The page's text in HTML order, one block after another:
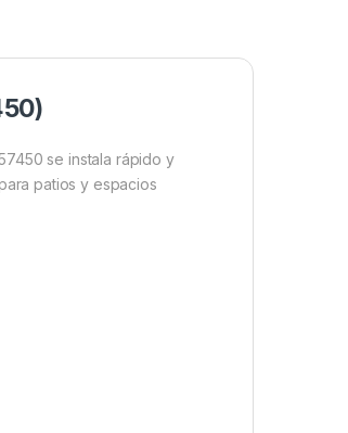
se instala rápido y
patios y espacios